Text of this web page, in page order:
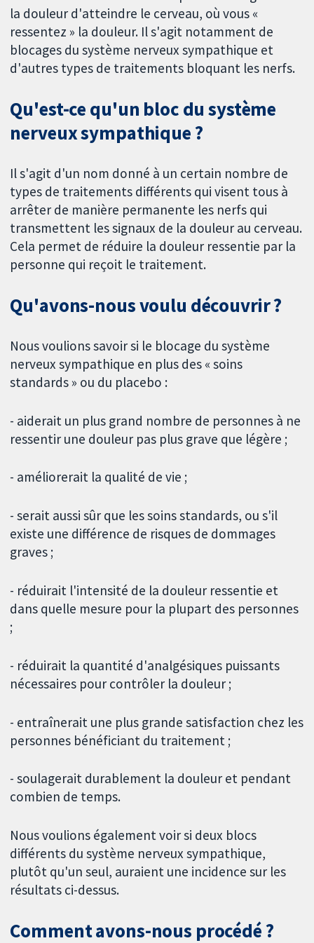
la douleur d'atteindre le cerveau, où vous «
ressentez » la douleur. Il s'agit notamment de
blocages du système nerveux sympathique et
d'autres types de traitements bloquant les nerfs.
Qu'est-ce qu'un bloc du système
nerveux sympathique ?
Il s'agit d'un nom donné à un certain nombre de
types de traitements différents qui visent tous à
arrêter de manière permanente les nerfs qui
transmettent les signaux de la douleur au cerveau.
Cela permet de réduire la douleur ressentie par la
personne qui reçoit le traitement.
Qu'avons-nous voulu découvrir ?
Nous voulions savoir si le blocage du système
nerveux sympathique en plus des « soins
standards » ou du placebo :
- aiderait un plus grand nombre de personnes à ne
ressentir une douleur pas plus grave que légère ;
- améliorerait la qualité de vie ;
- serait aussi sûr que les soins standards, ou s'il
existe une différence de risques de dommages
graves ;
- réduirait l'intensité de la douleur ressentie et
dans quelle mesure pour la plupart des personnes
;
- réduirait la quantité d'analgésiques puissants
nécessaires pour contrôler la douleur ;
- entraînerait une plus grande satisfaction chez les
personnes bénéficiant du traitement ;
- soulagerait durablement la douleur et pendant
combien de temps.
Nous voulions également voir si deux blocs
différents du système nerveux sympathique,
plutôt qu'un seul, auraient une incidence sur les
résultats ci-dessus.
Comment avons-nous procédé ?